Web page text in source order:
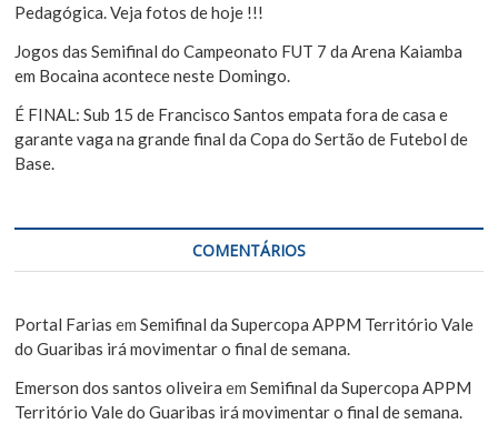
Pedagógica. Veja fotos de hoje !!!
Jogos das Semifinal do Campeonato FUT 7 da Arena Kaiamba
em Bocaina acontece neste Domingo.
É FINAL: Sub 15 de Francisco Santos empata fora de casa e
garante vaga na grande final da Copa do Sertão de Futebol de
Base.
COMENTÁRIOS
Portal Farias emSemifinal da Supercopa APPM Território Vale
do Guaribas irá movimentar o final de semana.
Emerson dos santos oliveira emSemifinal da Supercopa APPM
Território Vale do Guaribas irá movimentar o final de semana.